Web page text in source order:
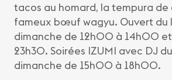
tacos au homard, la tempura
fameux bœuf wagyu. Ouvert du
dimanche de 12h00 à 14h00
23h30. Soirées IZUMI avec DJ
dimanche de 15h00 à 18h00.